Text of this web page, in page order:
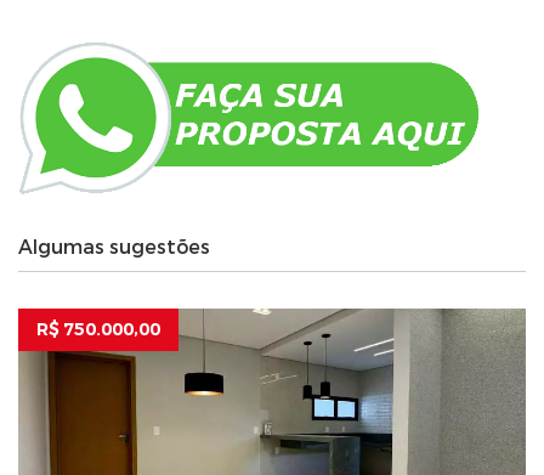
Algumas sugestões
R$ 750.000,00